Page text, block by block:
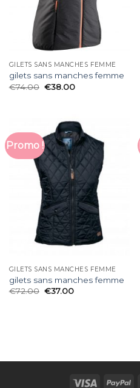
GILETS SANS MANCHES FEMME
gilets sans manches femme
€74.00 €38.00
Promo !
GILETS SANS MANCHES FEMME
gilets sans manches femme
€72.00 €37.00